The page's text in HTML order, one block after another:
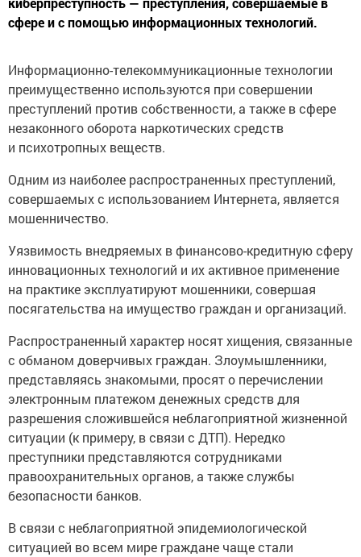
сфере и с помощью информационных технологий.
Информационно-телекоммуникационные технологии
преимущественно используются при совершении
преступлений против собственности, а также в сфере
незаконного оборота наркотических средств
и психотропных веществ.
Одним из наиболее распространенных преступлений,
совершаемых с использованием Интернета, является
мошенничество.
Уязвимость внедряемых в финансово-кредитную сферу
инновационных технологий и их активное применение
на практике эксплуатируют мошенники, совершая
посягательства на имущество граждан и организаций.
Распространенный характер носят хищения, связанные
с обманом доверчивых граждан. Злоумышленники,
представляясь знакомыми, просят о перечислении
электронным платежом денежных средств для
разрешения сложившейся неблагоприятной жизненной
ситуации (к примеру, в связи с ДТП). Нередко
преступники представляются сотрудниками
правоохранительных органов, а также службы
безопасности банков.
В связи с неблагоприятной эпидемиологической
ситуацией во всем мире граждане чаще стали